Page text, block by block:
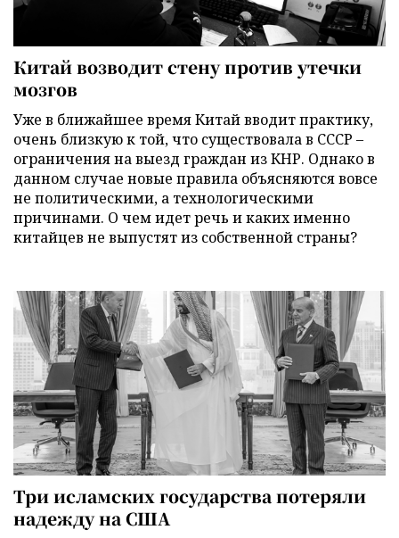
Китай возводит стену против утечки
мозгов
Уже в ближайшее время Китай вводит практику,
очень близкую к той, что существовала в СССР –
ограничения на выезд граждан из КНР. Однако в
данном случае новые правила объясняются вовсе
не политическими, а технологическими
причинами. О чем идет речь и каких именно
китайцев не выпустят из собственной страны?
Три исламских государства потеряли
надежду на США